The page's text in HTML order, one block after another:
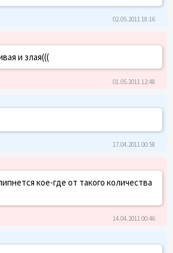
02.05.2011 18:16
и злая(((
01.05.2011 12:48
17.04.2011 00:58
кое-где от такого количества
14.04.2011 00:46